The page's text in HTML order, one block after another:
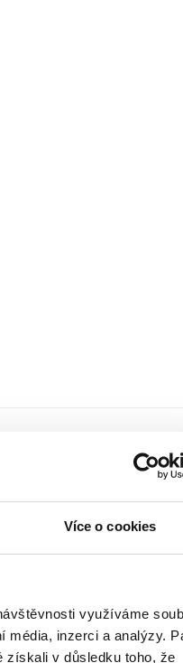
Více o cookies
využíváme
média, inzerci a analýzy.
získali v důsledku toho, že